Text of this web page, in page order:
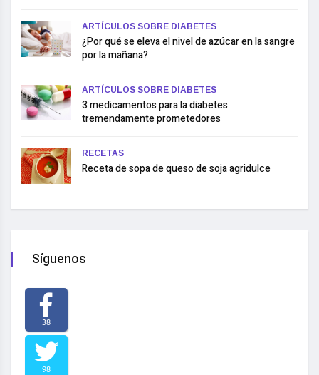
ARTÍCULOS SOBRE DIABETES
¿Por qué se eleva el nivel de azúcar en la sangre
por la mañana?
ARTÍCULOS SOBRE DIABETES
3 medicamentos para la diabetes
tremendamente prometedores
RECETAS
Receta de sopa de queso de soja agridulce
Síguenos
38
98